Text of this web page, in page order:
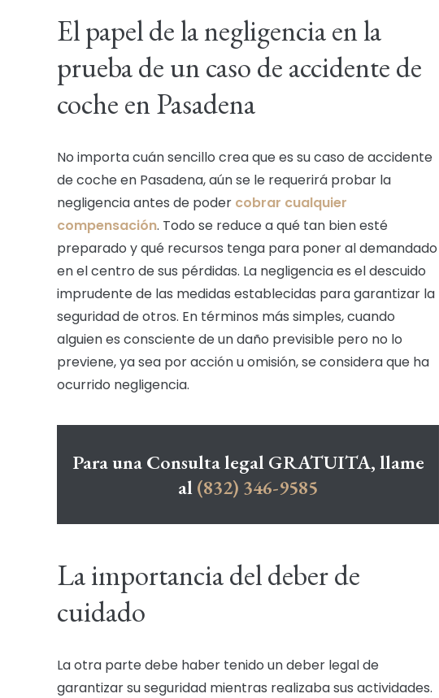
El papel de la negligencia en la
prueba de un caso de accidente de
coche en Pasadena
No importa cuán sencillo crea que es su caso de accidente
de coche en Pasadena, aún se le requerirá probar la
negligencia antes de poder cobrar cualquier
compensación. Todo se reduce a qué tan bien esté
preparado y qué recursos tenga para poner al demandado
en el centro de sus pérdidas. La negligencia es el descuido
imprudente de las medidas establecidas para garantizar la
seguridad de otros. En términos más simples, cuando
alguien es consciente de un daño previsible pero no lo
previene, ya sea por acción u omisión, se considera que ha
ocurrido negligencia.
Para una Consulta legal GRATUITA, llame
al(832) 346-9585
La importancia del deber de
cuidado
La otra parte debe haber tenido un deber legal de
garantizar su seguridad mientras realizaba sus actividades.